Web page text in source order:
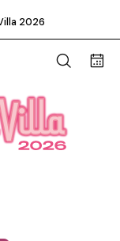
2026
Abrir